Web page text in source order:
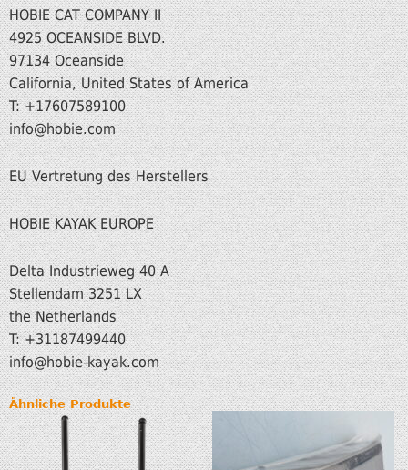
HOBIE CAT COMPANY II
4925 OCEANSIDE BLVD.
97134 Oceanside
California, United States of America
T: +17607589100
info@hobie.com
EU Vertretung des Herstellers
HOBIE KAYAK EUROPE
Delta Industrieweg 40 A
Stellendam 3251 LX
the Netherlands
T: +31187499440
info@hobie-kayak.com
Ähnliche Produkte